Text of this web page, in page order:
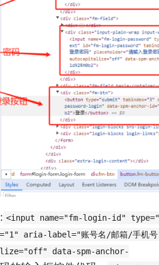
<input name="fm-login-id"
aria-label="账号名/邮箱/手机
data-spm-anchor-